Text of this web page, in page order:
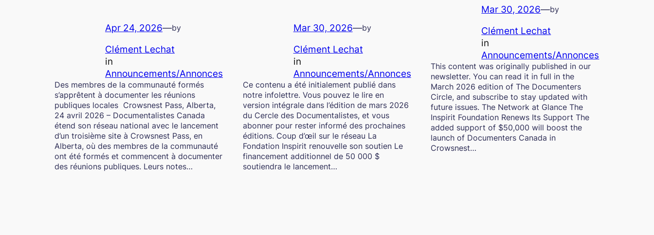
Apr 24, 2026—by
Clément Lechat
in
Announcements/Annonces
Des membres de la communauté formés
s’apprêtent à documenter les réunions
publiques locales Crowsnest Pass, Alberta,
24 avril 2026 – Documentalistes Canada
étend son réseau national avec le lancement
d’un troisième site à Crowsnest Pass, en
Alberta, où des membres de la communauté
ont été formés et commencent à documenter
des réunions publiques. Leurs notes…
Mar 30, 2026—by
Clément Lechat
in
Announcements/Annonces
Ce contenu a été initialement publié dans
notre infolettre. Vous pouvez le lire en
version intégrale dans l’édition de mars 2026
du Cercle des Documentalistes, et vous
abonner pour rester informé des prochaines
éditions. Coup d’œil sur le réseau La
Fondation Inspirit renouvelle son soutien Le
financement additionnel de 50 000 $
soutiendra le lancement…
Mar 30, 2026—by
Clément Lechat
in
Announcements/Annonces
This content was originally published in our
newsletter. You can read it in full in the
March 2026 edition of The Documenters
Circle, and subscribe to stay updated with
future issues. The Network at Glance The
Inspirit Foundation Renews Its Support The
added support of $50,000 will boost the
launch of Documenters Canada in
Crowsnest…